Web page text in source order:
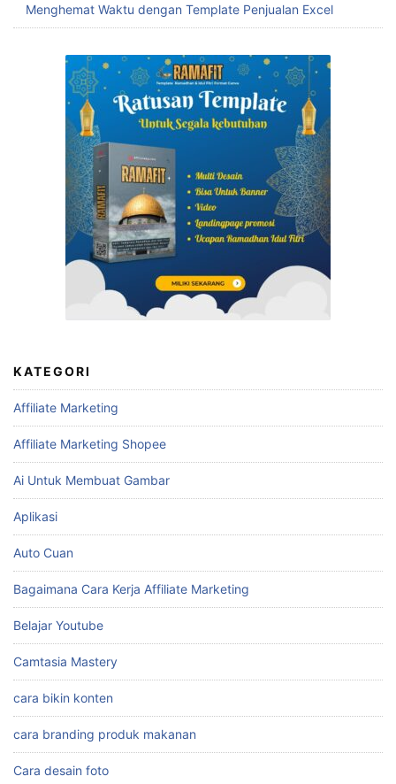
Menghemat Waktu dengan Template Penjualan Excel
KATEGORI
Affiliate Marketing
Affiliate Marketing Shopee
Ai Untuk Membuat Gambar
Aplikasi
Auto Cuan
Bagaimana Cara Kerja Affiliate Marketing
Belajar Youtube
Camtasia Mastery
cara bikin konten
cara branding produk makanan
Cara desain foto